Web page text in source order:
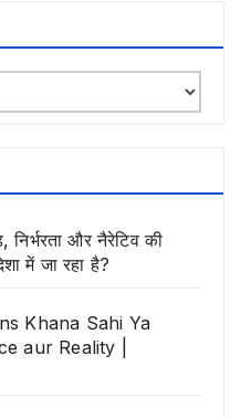
निर्भरता और नैरेटिव की
में जा रहा है?
Khana Sahi Ya
aur Reality |